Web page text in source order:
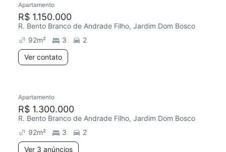
Redecorar
Apartamento
R$ 1.150.000
R. Bento Branco de Andrade Filho, Jardim Dom Bosco
92m² 3
2
Ver contato
Redecorar
Apartamento
R$ 1.300.000
R. Bento Branco de Andrade Filho, Jardim Dom Bosco
92m² 3
2
Ver 3 anúncios